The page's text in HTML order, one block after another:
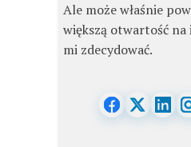
Ale może właśnie
większą otwartość
mi zdecydować.